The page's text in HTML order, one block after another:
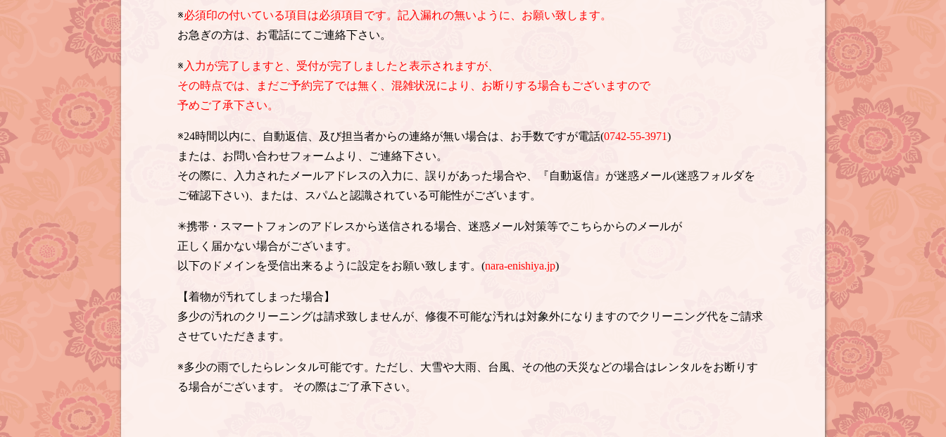
※必須印の付いている項目は必須項目です。記入漏れの無いように、お願い致します。
お急ぎの方は、お電話にてご連絡下さい。
※ 入力が完了しますと、受付が完了しましたと表示されますが、
その時点では、まだご予約完了では無く、混雑状況により、お断りする場合もございますので
予めご了承下さい。
※24時間以内に、自動返信、及び担当者からの連絡が無い場合は、お手数ですが電話(0742-55-3971)
または、お問い合わせフォームより、ご連絡下さい。
その際に、入力されたメールアドレスの入力に、誤りがあった場合や、『自動返信』が迷惑メール(迷惑フォルダを
ご確認下さい)、または、スパムと認識されている可能性がございます。
✳︎携帯・スマートフォンのアドレスから送信される場合、迷惑メール対策等でこちらからのメールが
正しく届かない場合がございます。
以下のドメインを受信出来るように設定をお願い致します。(nara-enishiya.jp)
【着物が汚れてしまった場合】
多少の汚れのクリーニングは請求致しませんが、修復不可能な汚れは対象外になりますのでクリーニング代をご請求
させていただきます。
※多少の雨でしたらレンタル可能です。ただし、大雪や大雨、台風、その他の天災などの場合はレンタルをお断りす
る場合がございます。 その際はご了承下さい。